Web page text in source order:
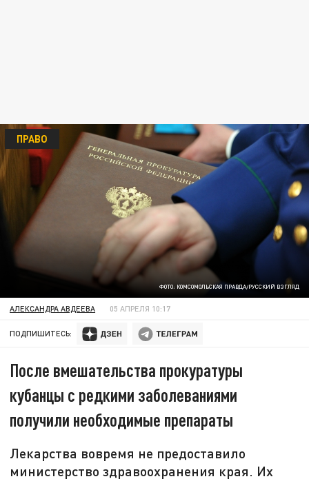
ФОТО: КОМСОМОЛЬСКАЯ ПРАВДА/РУССКИЙ ВЗГЛЯД
ПРАВО
АЛЕКСАНДРА АВДЕЕВА 05 АПРЕЛЯ 10:17
ПОДПИШИТЕСЬ:
После вмешательства прокуратуры
кубанцы с редкими заболеваниями
получили необходимые препараты
Лекарства вовремя не предоставило
министерство здравоохранения края. Их